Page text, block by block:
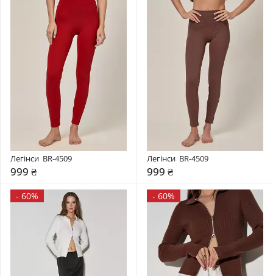
Легінси  BR-4509
999 ₴
Легінси  BR-4509
999 ₴
- 60% - 60%